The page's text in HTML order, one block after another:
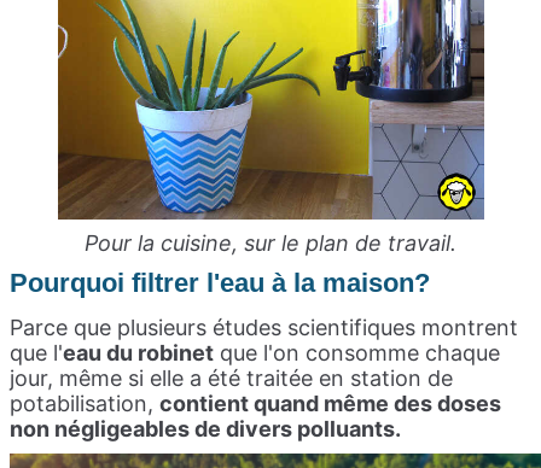
Pour la cuisine, sur le plan de travail.
Pourquoi filtrer l'eau à la maison?
Parce que plusieurs études scientifiques montrent
que l'eau du robinet que l'on consomme chaque
jour, même si elle a été traitée en station de
potabilisation, contient quand même des doses
non négligeables de divers polluants.